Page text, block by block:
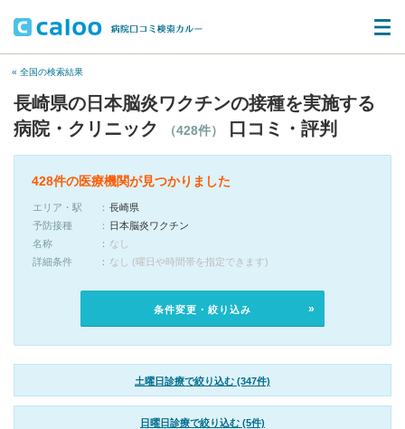
« 全国の検索結果
長崎県の日本脳炎ワクチンの接種を実施する
病院・クリニック
（428件） 口コミ・評判
428件の医療機関が見つかりました
エリア・駅
長崎県
予防接種
日本脳炎ワクチン
名称
なし
詳細条件
なし (曜日や時間帯を指定できます)
条件変更・絞り込み
土曜日診療で絞り込む (347件)
日曜日診療で絞り込む (5件)